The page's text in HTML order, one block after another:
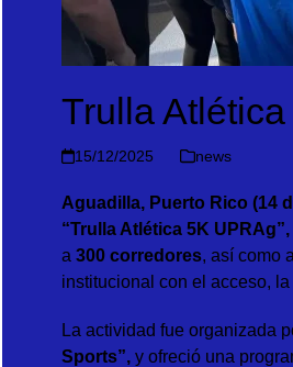
Trulla Atlética
15/12/2025 news
Aguadilla, Puerto Rico (14
“Trulla Atlética 5K UPRAg”,
a 300 corredores, así como
institucional con el acceso,
La actividad fue organizada
Sports”,y ofreció una